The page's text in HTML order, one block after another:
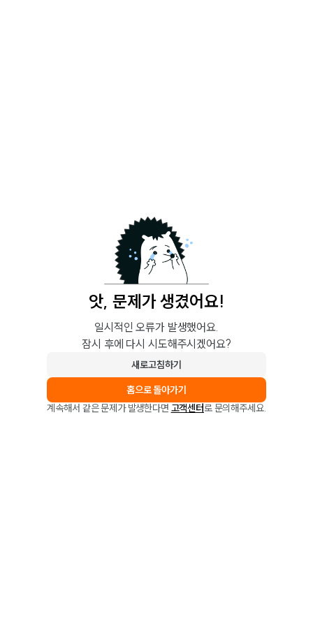
앗, 문제가 생겼어요!
일시적인 오류가 발생했어요.
잠시 후에 다시 시도해주시겠어요?
새로고침하기
홈으로 돌아가기
계속해서 같은 문제가 발생한다면 고객센터로 문의해주세요.